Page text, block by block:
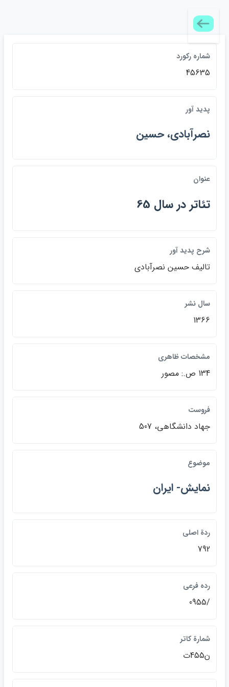
شماره ركورد
45635
پديد آور
نصرآبادي، حسين
عنوان
تئاتر در سال 65
شرح پديد آور
تاليف حسين نصرآبادي
سال نشر
1366
مشخصات ظاهري
134 ص.: مصور
فروست
جهاد دانشگاهي، 507
موضوع
نمايش- ايران
ردة اصلي
792
رده فرعي
/0955
شمارة كاتر
ن455ت